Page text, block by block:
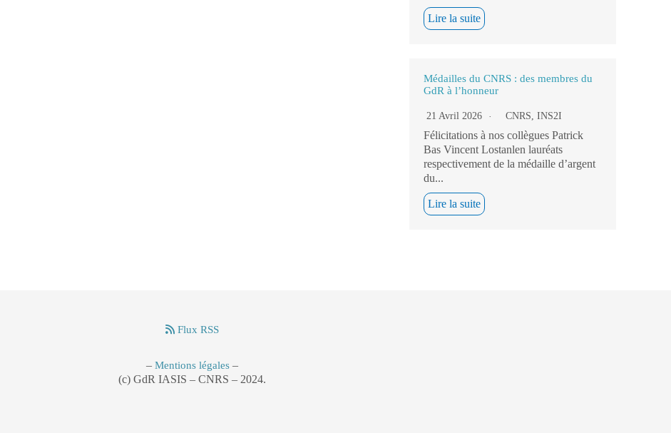
Lire la suite
Médailles du CNRS : des membres du
GdR à l’honneur
21 Avril 2026 CNRS, INS2I
Félicitations à nos collègues Patrick
Bas Vincent Lostanlen lauréats
respectivement de la médaille d’argent
du...
Lire la suite
Flux RSS
– Mentions légales–
(c) GdR IASIS – CNRS – 2024.